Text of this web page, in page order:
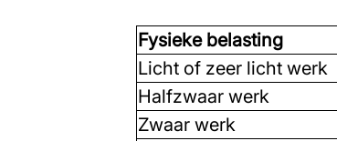
Fysieke belasting
Licht of zeer licht werk
Halfzwaar werk
Zwaar werk